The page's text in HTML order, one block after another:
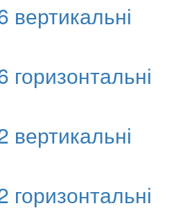
вертикальні
горизонтальні
вертикальні
горизонтальні